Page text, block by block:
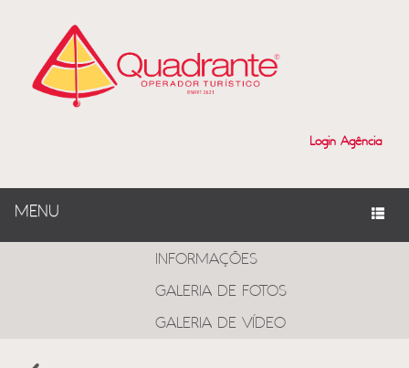
Login Agência
MENU
INFORMAÇÕES
GALERIA DE FOTOS
GALERIA DE VÍDEO